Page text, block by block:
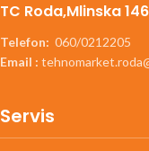
TC Roda,Mlinska
Telefon: 060/0212205
Email :
Servis